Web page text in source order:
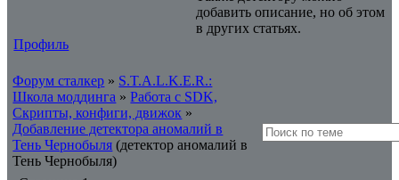
добавить описание, но об этом
в других статьях.
Профиль
Форум сталкер » S.T.A.L.K.E.R.:
Школа моддинга » Работа с SDK,
Скрипты, конфиги, движок »
Добавление детектора аномалий в
Тень Чернобыля (детектор аномалий в
Тень Чернобыля)